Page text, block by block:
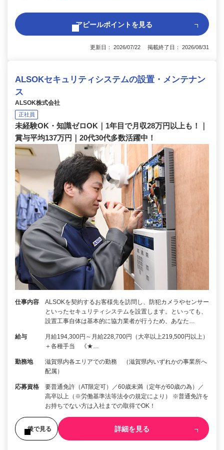
アピールポイントを見る
更新日： 2026/07/22 掲載終了日： 2026/08/31
ALSOKセキュリティシステムの設置・メンテナン
ス
ALSOK株式会社
正社員
未経験OK・知識ゼロOK｜1年目で月収28万円以上も！｜
賞与平均137万円｜20代30代多数活躍中！
仕事内容
ALSOKを契約するお客様先を訪問し、防犯カメラやセンサー
といったセキュリティシステムを設置します。といっても、
設置工事自体は基本的に協力業者が行うため、あなた…
給与
月給194,300円～月給228,700円（大卒以上219,500円以上）
＋各種手当 《★…
勤務地
滋賀県内各エリアでの勤務 （滋賀県内いずれかの事業所へ
配属）
応募資格
要普通免許（AT限定可）／60歳未満（定年が60歳の為）／
高卒以上（※労働基準法等法令の規定により） ※普通免許を
お持ちでない方は入社までの取得でOK！
後で見る 詳細を見る